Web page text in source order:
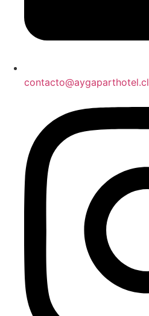
contacto@aygaparthotel.cl